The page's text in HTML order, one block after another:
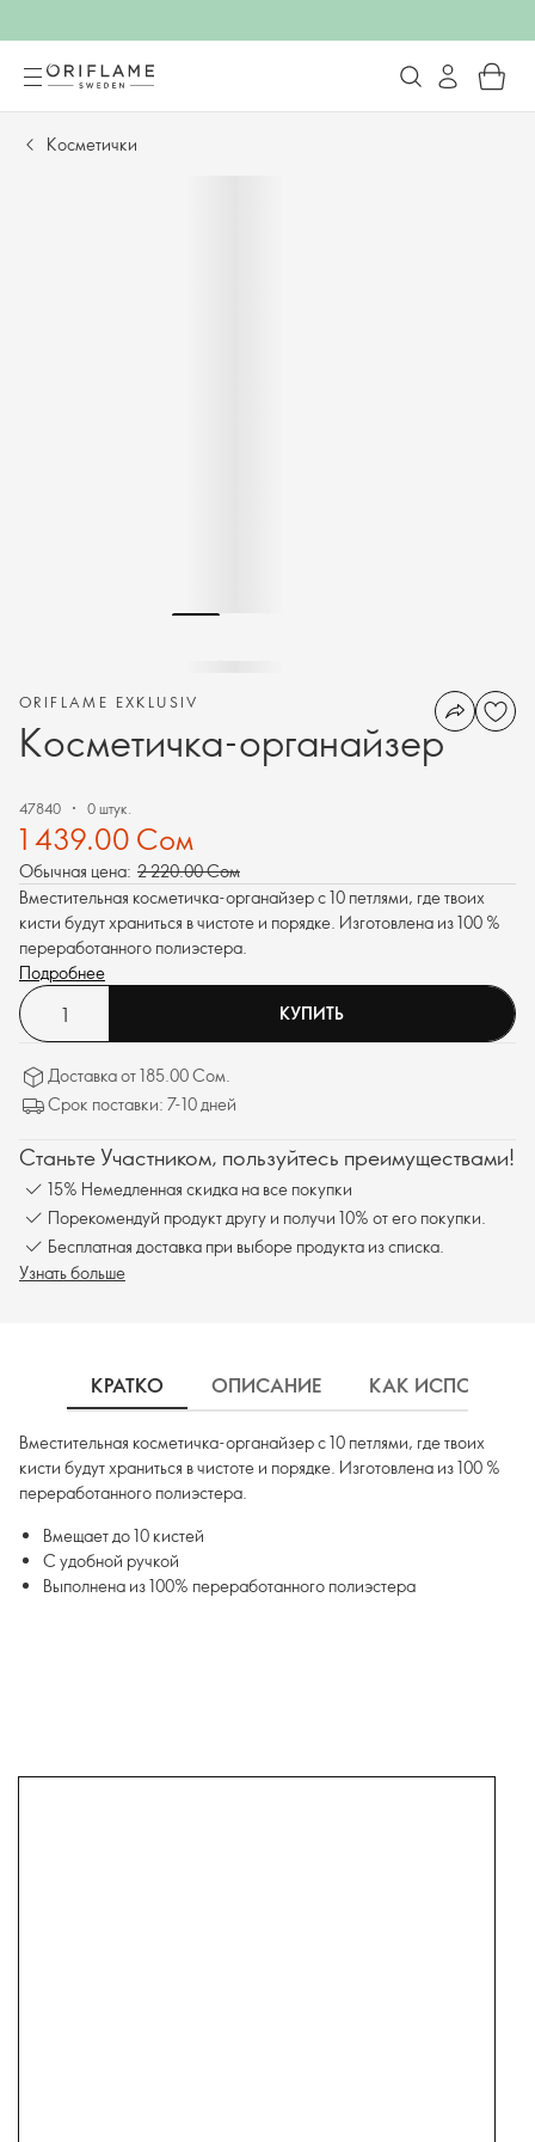
Косметички​
ORIFLAME EXKLUSIV
Косметичка-органайзер
47840 0 штук.
1 439.00 Сом
Обычная цена: 2 220.00 Сом
Вместительная косметичка-органайзер с 10 петлями, где твоих
кисти будут храниться в чистоте и порядке. Изготовлена из 100 %
переработанного полиэстера.
Подробнее
КУПИТЬ
Доставка от 185.00 Сом.
Срок поставки: 7-10 дней
Станьте Участником, пользуйтесь преимуществами!
15% Немедленная скидка на все покупки
Порекомендуй продукт другу и получи 10% от его покупки.
Бесплатная доставка при выборе продукта из списка.
Узнать больше
КРАТКО ОПИСАНИЕ КАК
Вместительная косметичка-органайзер с 10 петлями, где твоих
кисти будут храниться в чистоте и порядке. Изготовлена из 100 %
переработанного полиэстера.
Вмещает до 10 кистей
С удобной ручкой
Выполнена из 100% переработанного полиэстера